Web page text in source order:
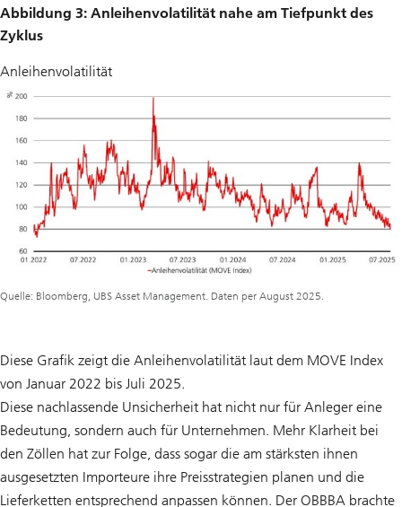
Abbildung 3: Anleihenvolatilität nahe am Tiefpunkt des
Zyklus
Anleihenvolatilität
Quelle: Bloomberg, UBS Asset Management. Daten per August 2025.
Diese Grafik zeigt die Anleihenvolatilität laut dem MOVE Index
von Januar 2022 bis Juli 2025.
Diese nachlassende Unsicherheit hat nicht nur für Anleger eine
Bedeutung, sondern auch für Unternehmen. Mehr Klarheit bei
den Zöllen hat zur Folge, dass sogar die am stärksten ihnen
ausgesetzten Importeure ihre Preisstrategien planen und die
Lieferketten entsprechend anpassen können. Der OBBBA brachte